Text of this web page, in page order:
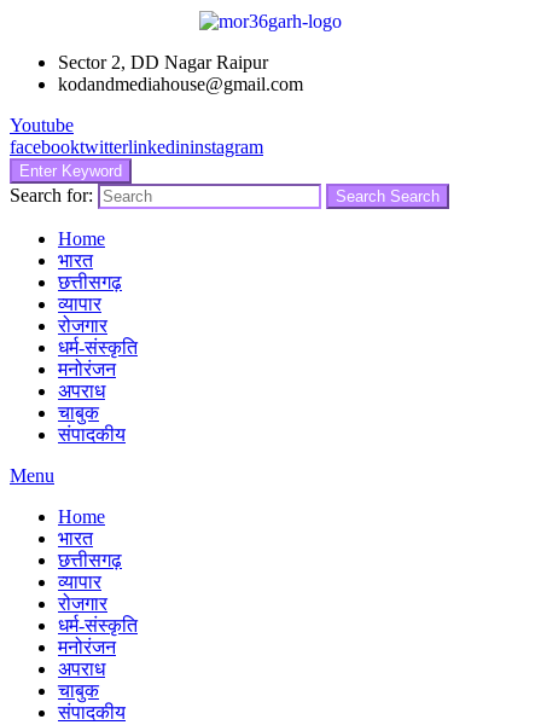
Sector 2, DD Nagar Raipur
kodandmediahouse@gmail.com
Youtube
facebooktwitterlinkedininstagram
Enter Keyword
Search for: Search Search
Home
भारत
छत्तीसगढ़
व्यापार
रोजगार
धर्म-संस्कृति
मनोरंजन
अपराध
चाबुक
संपादकीय
Menu
Home
भारत
छत्तीसगढ़
व्यापार
रोजगार
धर्म-संस्कृति
मनोरंजन
अपराध
चाबुक
संपादकीय